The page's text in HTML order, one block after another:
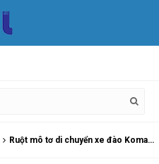
Ruột mô tơ di chuyển xe đào Komatsu PC600-7